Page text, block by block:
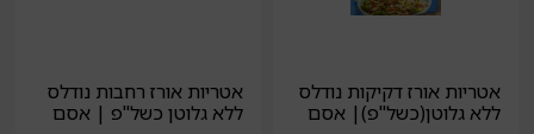
אטריות אורז דקיקות נודלס
ללא גלוטן(כשל"פ)| אסם
אטריות אורז רחבות נודלס
ללא גלוטן כשל"פ | אסם